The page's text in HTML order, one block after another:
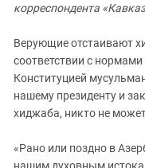
корреспондента
Верующие отстаивают
соответствии с
Конституцией
нашему президенту и
хиджаба, никто не
«Рано или поздно в
нашим духовным